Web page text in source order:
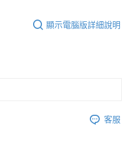
顯示電腦版詳細說明
客服